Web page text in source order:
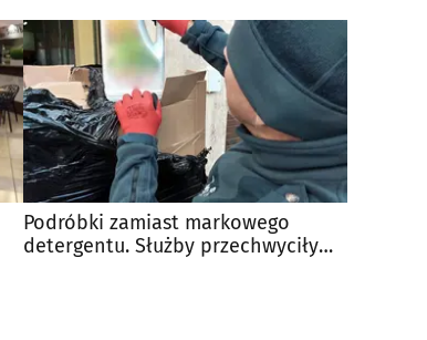
Podróbki zamiast markowego
detergentu. Służby przechwyciły